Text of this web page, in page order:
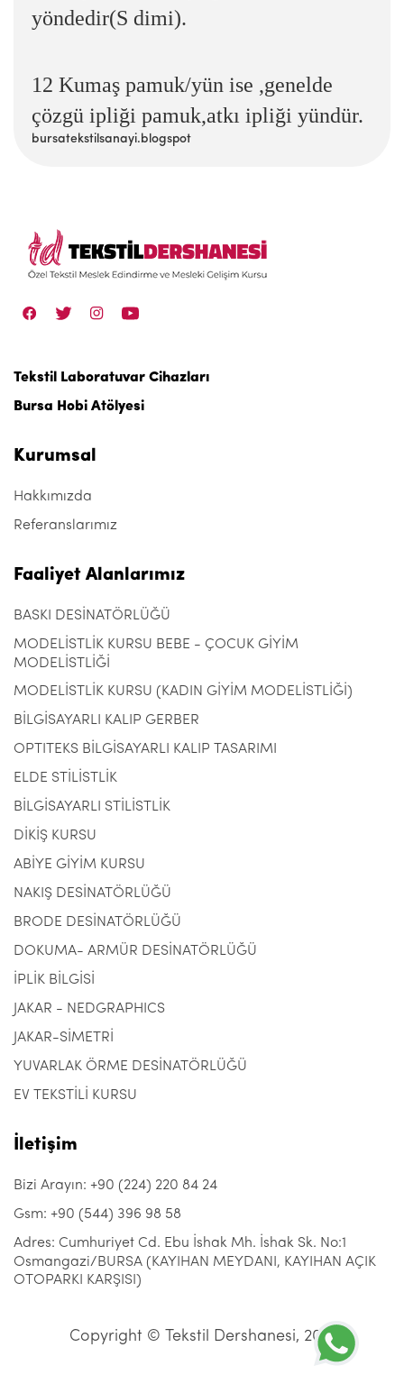
yöndedir(S dimi).
12 Kumaş pamuk/yün ise ,genelde
çözgü ipliği pamuk,atkı ipliği yündür.
bursatekstilsanayi.blogspot
Tekstil Laboratuvar Cihazları
Bursa Hobi Atölyesi
Kurumsal
Hakkımızda
Referanslarımız
Faaliyet Alanlarımız
BASKI DESİNATÖRLÜĞÜ
MODELİSTLİK KURSU BEBE - ÇOCUK GİYİM
MODELİSTLİĞİ
MODELİSTLİK KURSU (KADIN GİYİM MODELİSTLİĞİ)
BİLGİSAYARLI KALIP GERBER
OPTITEKS BİLGİSAYARLI KALIP TASARIMI
ELDE STİLİSTLİK
BİLGİSAYARLI STİLİSTLİK
DİKİŞ KURSU
ABİYE GİYİM KURSU
NAKIŞ DESİNATÖRLÜĞÜ
BRODE DESİNATÖRLÜĞÜ
DOKUMA- ARMÜR DESİNATÖRLÜĞÜ
İPLİK BİLGİSİ
JAKAR - NEDGRAPHICS
JAKAR-SİMETRİ
YUVARLAK ÖRME DESİNATÖRLÜĞÜ
EV TEKSTİLİ KURSU
İletişim
Bizi Arayın: +90 (224) 220 84 24
Gsm: +90 (544) 396 98 58
Adres: Cumhuriyet Cd. Ebu İshak Mh. İshak Sk. No:1
Osmangazi/BURSA (KAYIHAN MEYDANI, KAYIHAN AÇIK
OTOPARKI KARŞISI)
Copyright © Tekstil Dershanesi, 2021